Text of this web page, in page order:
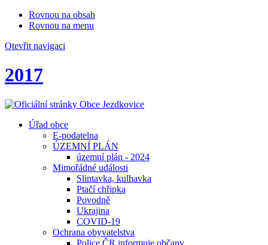
Rovnou na obsah
Rovnou na menu
Otevřit navigaci
2017
Úřad obce
E-podatelna
ÚZEMNÍ PLÁN
územní plán - 2024
Mimořádné události
Slintavka, kulhavka
Ptačí chřipka
Povodně
Ukrajina
COVID-19
Ochrana obyvatelstva
Police ČR informuje občany